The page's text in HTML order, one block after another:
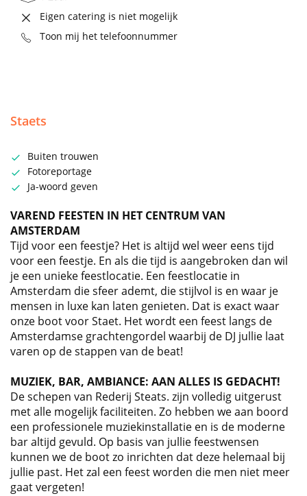
Eigen catering is niet mogelijk
Toon mij het telefoonnummer
Staets
Buiten trouwen
Fotoreportage
Ja-woord geven
VAREND FEESTEN IN HET CENTRUM VAN
AMSTERDAM
Tijd voor een feestje? Het is altijd wel weer eens tijd
voor een feestje. En als die tijd is aangebroken dan wil
je een unieke feestlocatie. Een feestlocatie in
Amsterdam die sfeer ademt, die stijlvol is en waar je
mensen in luxe kan laten genieten. Dat is exact waar
onze boot voor Staet. Het wordt een feest langs de
Amsterdamse grachtengordel waarbij de DJ jullie laat
varen op de stappen van de beat!
MUZIEK, BAR, AMBIANCE: AAN ALLES IS GEDACHT!
De schepen van Rederij Steats. zijn volledig uitgerust
met alle mogelijk faciliteiten. Zo hebben we aan boord
een professionele muziekinstallatie en is de moderne
bar altijd gevuld. Op basis van jullie feestwensen
kunnen we de boot zo inrichten dat deze helemaal bij
jullie past. Het zal een feest worden die men niet meer
gaat vergeten!